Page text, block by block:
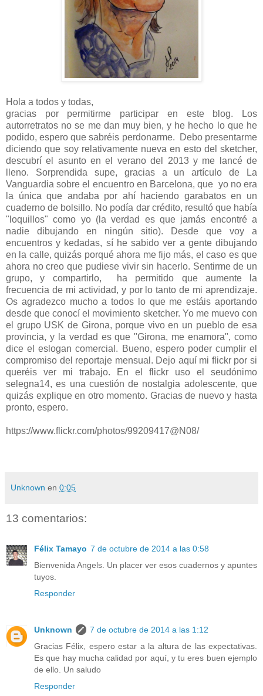
Hola a todos y todas,
gracias por permitirme participar en este blog. Los
autorretratos no se me dan muy bien, y he hecho lo que he
podido, espero que sabréis perdonarme. Debo presentarme
diciendo que soy relativamente nueva en esto del sketcher,
descubrí el asunto en el verano del 2013 y me lancé de
lleno. Sorprendida supe, gracias a un artículo de La
Vanguardia sobre el encuentro en Barcelona, que yo no era
la única que andaba por ahí haciendo garabatos en un
cuaderno de bolsillo. No podía dar crédito, resultó que había
"loquillos" como yo (la verdad es que jamás encontré a
nadie dibujando en ningún sitio). Desde que voy a
encuentros y kedadas, sí he sabido ver a gente dibujando
en la calle, quizás porqué ahora me fijo más, el caso es que
ahora no creo que pudiese vivir sin hacerlo. Sentirme de un
grupo, y compartirlo, ha permitido que aumente la
frecuencia de mi actividad, y por lo tanto de mi aprendizaje.
Os agradezco mucho a todos lo que me estáis aportando
desde que conocí el movimiento sketcher. Yo me muevo con
el grupo USK de Girona, porque vivo en un pueblo de esa
provincia, y la verdad es que "Girona, me enamora", como
dice el eslogan comercial. Bueno, espero poder cumplir el
compromiso del reportaje mensual. Dejo aquí mi flickr por si
queréis ver mi trabajo. En el flickr uso el seudónimo
selegna14, es una cuestión de nostalgia adolescente, que
quizás explique en otro momento. Gracias de nuevo y hasta
pronto, espero.
https://www.flickr.com/photos/99209417@N08/
Unknown en 0:05
13 comentarios:
Félix Tamayo 7 de octubre de 2014 a las 0:58
Bienvenida Angels. Un placer ver esos cuadernos y apuntes
tuyos.
Responder
Unknown
7 de octubre de 2014 a las 1:12
Gracias Félix, espero estar a la altura de las expectativas.
Es que hay mucha calidad por aquí, y tu eres buen ejemplo
de ello. Un saludo
Responder